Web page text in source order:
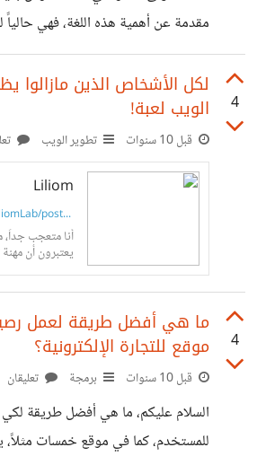
مقدمة عن أهمية هذه اللغة، فهي حالياً
تحقق التقدم في شيء تقريباً. بدأت -
هذه اللغة من الصف الأول الابتدائي،
كنت أظن أنني جيد فيها، كنت أظن أنني
فيها، ولكن عند أول محادثة مع شخص
4
لكل الأشخاص الذين مازالوا
الويب لعبة!
قبل 10 سنوات تطوير الويب
Liliom
www.facebook.com/LiliomLab/posts/...
أنا متعجب
يعتبرون أن
4
ما هي أفضل طريقة لعمل
موقع للتجارة الإلكترونية؟
قبل 10 سنوات برمجة تعليقان
السلام عليكم، ما هي أفضل طريقة
للمستخدم، كما في موقع خمسات مثلاً،